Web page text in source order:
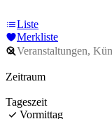
Liste
Merkliste
Zeitraum
Tageszeit
Vormittag